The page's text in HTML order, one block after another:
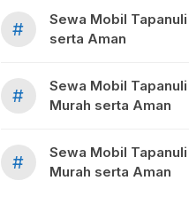
#
Sewa Mobil
serta Aman
#
Sewa Mobil
Murah serta Aman
#
Sewa Mobil
Murah serta Aman